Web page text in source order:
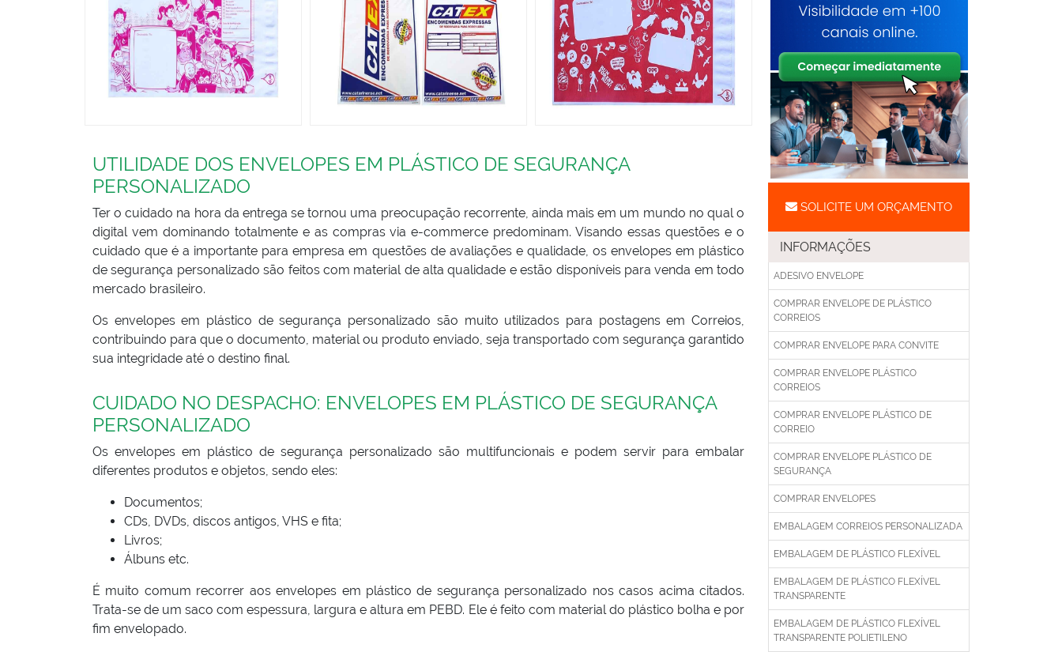
UTILIDADE DOS ENVELOPES EM PLÁSTICO DE SEGURANÇA
PERSONALIZADO
Ter o cuidado na hora da entrega se tornou uma preocupação recorrente, ainda mais em um mundo no qual o
digital vem dominando totalmente e as compras via e-commerce predominam. Visando essas questões e o
cuidado que é a importante para empresa em questões de avaliações e qualidade, os envelopes em plástico
de segurança personalizado são feitos com material de alta qualidade e estão disponíveis para venda em todo
mercado brasileiro.
Os envelopes em plástico de segurança personalizado são muito utilizados para postagens em Correios,
contribuindo para que o documento, material ou produto enviado, seja transportado com segurança garantido
sua integridade até o destino final.
CUIDADO NO DESPACHO: ENVELOPES EM PLÁSTICO DE SEGURANÇA
PERSONALIZADO
Os envelopes em plástico de segurança personalizado são multifuncionais e podem servir para embalar
diferentes produtos e objetos, sendo eles:
Documentos;
CDs, DVDs, discos antigos, VHS e fita;
Livros;
Álbuns etc.
É muito comum recorrer aos envelopes em plástico de segurança personalizado nos casos acima citados.
Trata-se de um saco com espessura, largura e altura em PEBD. Ele é feito com material do plástico bolha e por
fim envelopado.
SOLICITE UM ORÇAMENTO
INFORMAÇÕES
ADESIVO ENVELOPE
COMPRAR ENVELOPE DE PLÁSTICO
CORREIOS
COMPRAR ENVELOPE PARA CONVITE
COMPRAR ENVELOPE PLÁSTICO
CORREIOS
COMPRAR ENVELOPE PLÁSTICO DE
CORREIO
COMPRAR ENVELOPE PLÁSTICO DE
SEGURANÇA
COMPRAR ENVELOPES
EMBALAGEM CORREIOS PERSONALIZADA
EMBALAGEM DE PLÁSTICO FLEXÍVEL
EMBALAGEM DE PLÁSTICO FLEXÍVEL
TRANSPARENTE
EMBALAGEM DE PLÁSTICO FLEXÍVEL
TRANSPARENTE POLIETILENO